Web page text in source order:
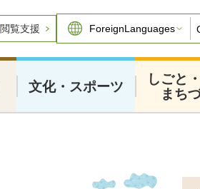
閲覧支援
文化・スポーツ
しごと
まち